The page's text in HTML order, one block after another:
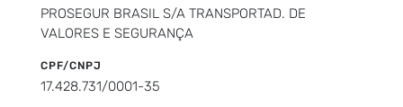
PROSEGUR BRASIL S/A TRANSPORTAD. DE
VALORES E SEGURANÇA
CPF/CNPJ
17.428.731/0001-35